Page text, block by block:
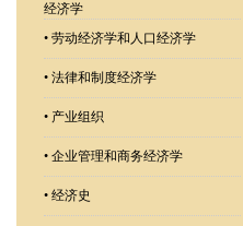
经济学
• 劳动经济学和人口经济学
• 法律和制度经济学
• 产业组织
• 企业管理和商务经济学
• 经济史